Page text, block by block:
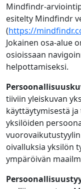
Mindfindr-
esitelty Mindfindr
(https://
Jokainen osa-alue
osioissaan
helpottamiseksi.
tiiviin yleiskuvan
käyttäytymisestä
yksilöiden
oivalluksia yksilön
ympäröivän